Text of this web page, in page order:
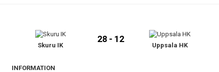
BILDGALLERI
DOKUMENT
Skuru IK
28 - 12
Uppsala HK
INFORMATION